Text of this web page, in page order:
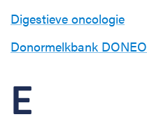
Digestieve oncologie
Donormelkbank DONEO
E